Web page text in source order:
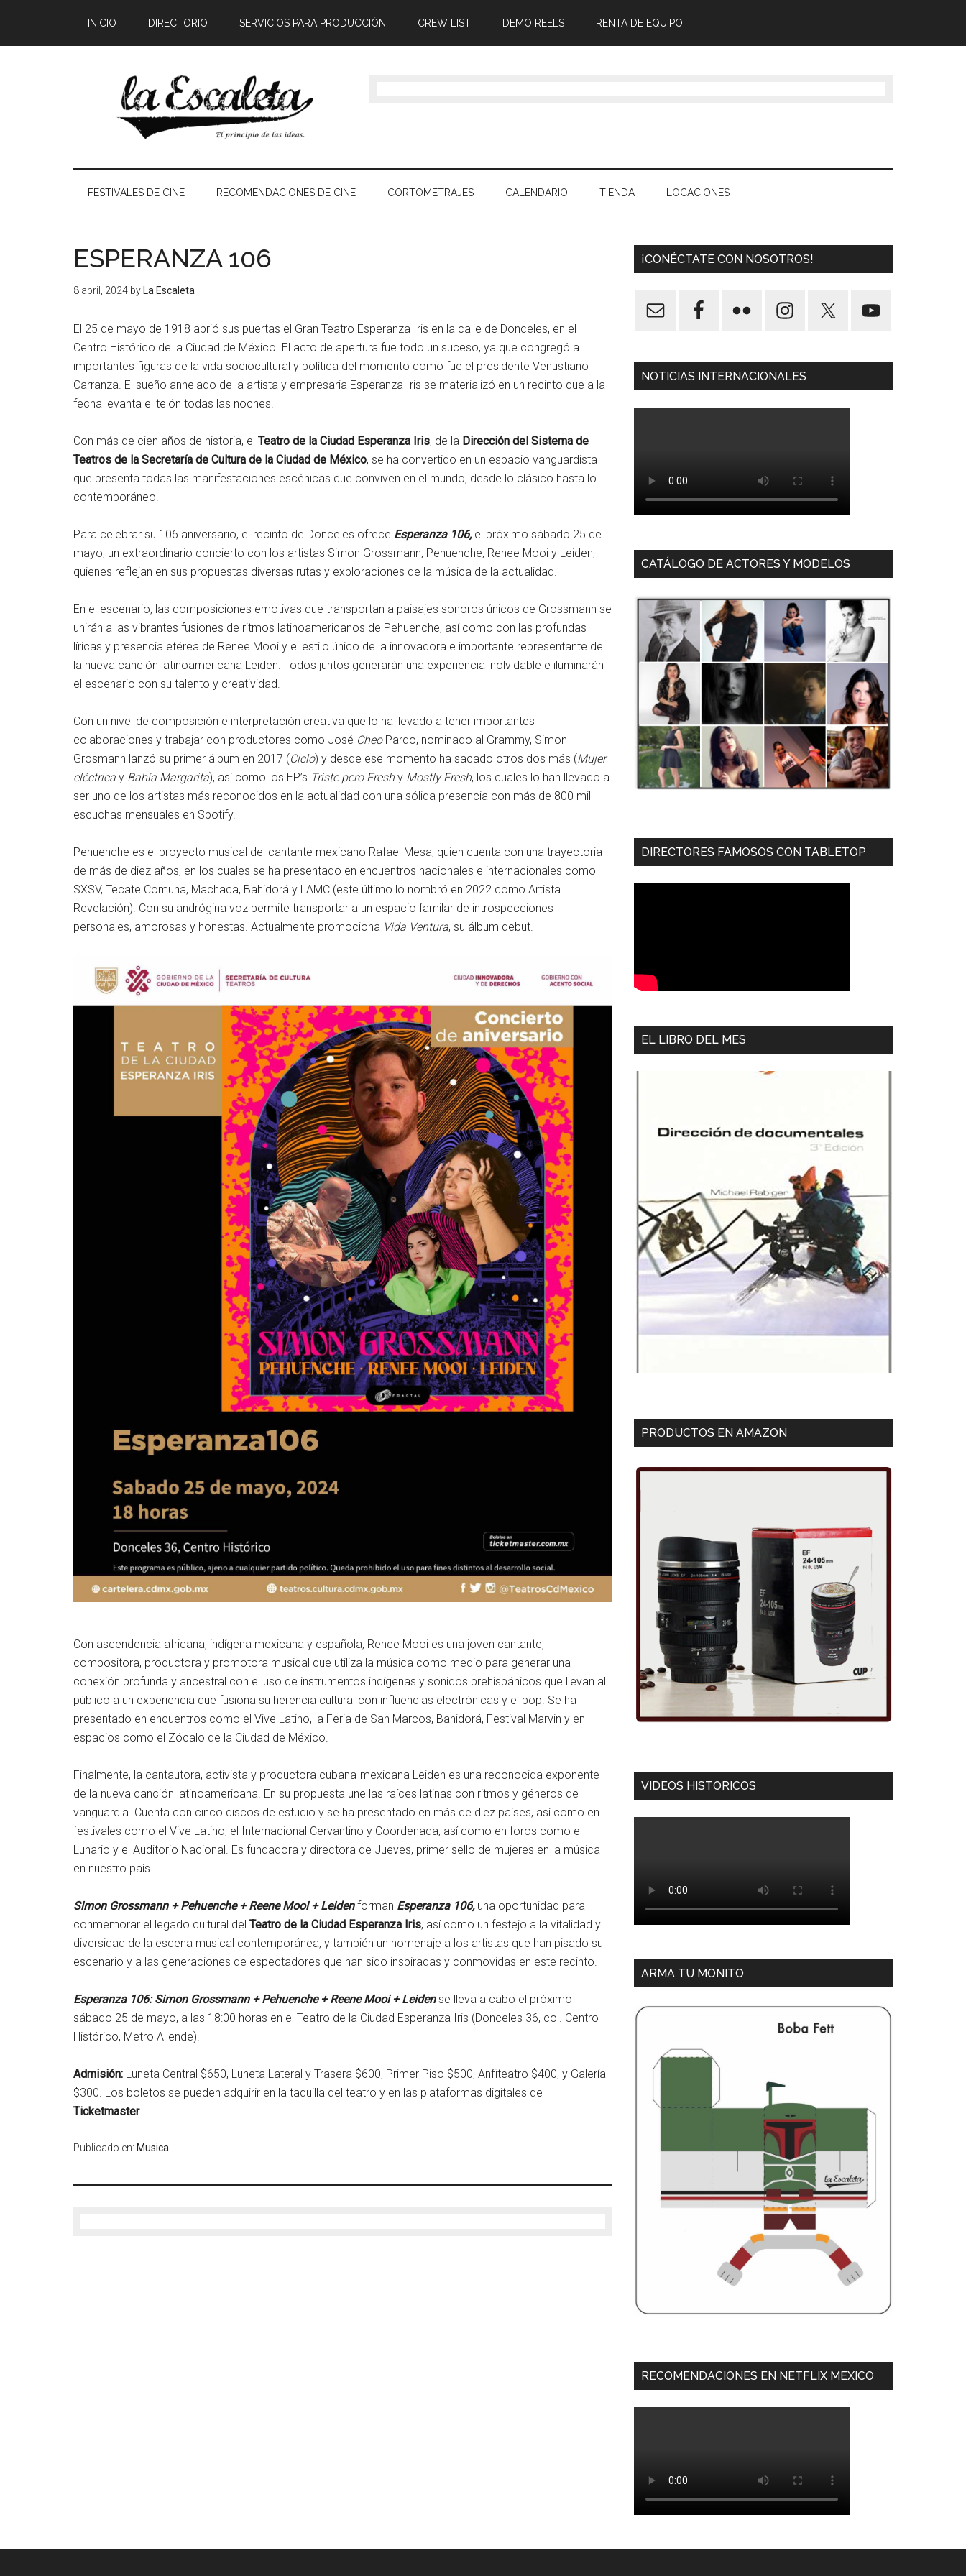
INICIO DIRECTORIO SERVICIOS PARA PRODUCCIÓN CREW LIST DEMO REELS RENTA DE EQUIPO
FESTIVALES DE CINE RECOMENDACIONES DE CINE CORTOMETRAJES CALENDARIO TIENDA LOCACIONES
ESPERANZA 106
8 abril, 2024 by La Escaleta
El 25 de mayo de 1918 abrió sus puertas el Gran Teatro Esperanza Iris en la calle de Donceles, en el
Centro Histórico de la Ciudad de México. El acto de apertura fue todo un suceso, ya que congregó a
importantes figuras de la vida sociocultural y política del momento como fue el presidente Venustiano
Carranza. El sueño anhelado de la artista y empresaria Esperanza Iris se materializó en un recinto que a la
fecha levanta el telón todas las noches.
Con más de cien años de historia, el Teatro de la Ciudad Esperanza Iris, de la Dirección del Sistema de
Teatros de la Secretaría de Cultura de la Ciudad de México, se ha convertido en un espacio vanguardista
que presenta todas las manifestaciones escénicas que conviven en el mundo, desde lo clásico hasta lo
contemporáneo.
Para celebrar su 106 aniversario, el recinto de Donceles ofrece Esperanza 106,el próximo sábado 25 de
mayo, un extraordinario concierto con los artistas Simon Grossmann, Pehuenche, Renee Mooi y Leiden,
quienes reflejan en sus propuestas diversas rutas y exploraciones de la música de la actualidad.
En el escenario, las composiciones emotivas que transportan a paisajes sonoros únicos de Grossmann se
unirán a las vibrantes fusiones de ritmos latinoamericanos de Pehuenche, así como con las profundas
líricas y presencia etérea de Renee Mooi y el estilo único de la innovadora e importante representante de
la nueva canción latinoamericana Leiden. Todos juntos generarán una experiencia inolvidable e iluminarán
el escenario con su talento y creatividad.
Con un nivel de composición e interpretación creativa que lo ha llevado a tener importantes
colaboraciones y trabajar con productores como José CheoPardo, nominado al Grammy, Simon
Grosmann lanzó su primer álbum en 2017 (Ciclo) y desde ese momento ha sacado otros dos más (Mujer
eléctrica y Bahía Margarita), así como los EP’s Triste pero Freshy Mostly Fresh, los cuales lo han llevado a
ser uno de los artistas más reconocidos en la actualidad con una sólida presencia con más de 800 mil
escuchas mensuales en Spotify.
Pehuenche es el proyecto musical del cantante mexicano Rafael Mesa, quien cuenta con una trayectoria
de más de diez años, en los cuales se ha presentado en encuentros nacionales e internacionales como
SXSV, Tecate Comuna, Machaca, Bahidorá y LAMC (este último lo nombró en 2022 como Artista
Revelación). Con su andrógina voz permite transportar a un espacio familar de introspecciones
personales, amorosas y honestas. Actualmente promociona Vida Ventura, su álbum debut.
Con ascendencia africana, indígena mexicana y española, Renee Mooi es una joven cantante,
compositora, productora y promotora musical que utiliza la música como medio para generar una
conexión profunda y ancestral con el uso de instrumentos indígenas y sonidos prehispánicos que llevan al
público a un experiencia que fusiona su herencia cultural con influencias electrónicas y el pop. Se ha
presentado en encuentros como el Vive Latino, la Feria de San Marcos, Bahidorá, Festival Marvin y en
espacios como el Zócalo de la Ciudad de México.
Finalmente, la cantautora, activista y productora cubana-mexicana Leiden es una reconocida exponente
de la nueva canción latinoamericana. En su propuesta une las raíces latinas con ritmos y géneros de
vanguardia. Cuenta con cinco discos de estudio y se ha presentado en más de diez países, así como en
festivales como el Vive Latino, el Internacional Cervantino y Coordenada, así como en foros como el
Lunario y el Auditorio Nacional. Es fundadora y directora de Jueves, primer sello de mujeres en la música
en nuestro país.
Simon Grossmann + Pehuenche + Reene Mooi + Leidenforman Esperanza 106,una oportunidad para
conmemorar el legado cultural del Teatro de la Ciudad Esperanza Iris, así como un festejo a la vitalidad y
diversidad de la escena musical contemporánea, y también un homenaje a los artistas que han pisado su
escenario y a las generaciones de espectadores que han sido inspiradas y conmovidas en este recinto.
Esperanza 106: Simon Grossmann + Pehuenche + Reene Mooi + Leidense lleva a cabo el próximo
sábado 25 de mayo, a las 18:00 horas en el Teatro de la Ciudad Esperanza Iris (Donceles 36, col. Centro
Histórico, Metro Allende).
Admisión: Luneta Central $650, Luneta Lateral y Trasera $600, Primer Piso $500, Anfiteatro $400, y Galería
$300. Los boletos se pueden adquirir en la taquilla del teatro y en las plataformas digitales de
Ticketmaster.
Publicado en: Musica
¡CONÉCTATE CON NOSOTROS!
NOTICIAS INTERNACIONALES
CATÁLOGO DE ACTORES Y MODELOS
DIRECTORES FAMOSOS CON TABLETOP
EL LIBRO DEL MES
PRODUCTOS EN AMAZON
VIDEOS HISTORICOS
ARMA TU MONITO
RECOMENDACIONES EN NETFLIX MEXICO